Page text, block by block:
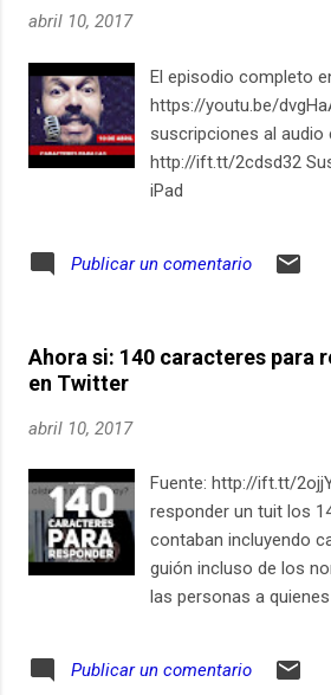
abril 10, 2017
El episodio completo
https://youtu.be/
suscripciones al audio
http://ift.tt/2cdsd32
iPad
Publicar un comentario
Ahora si: 140 caracteres para
en Twitter
abril 10, 2017
Fuente: http://ift.tt/
responder un tuit los
contaban incluyendo
guión incluso de los
las personas a
ha cambiado y ahora
Publicar un comentario